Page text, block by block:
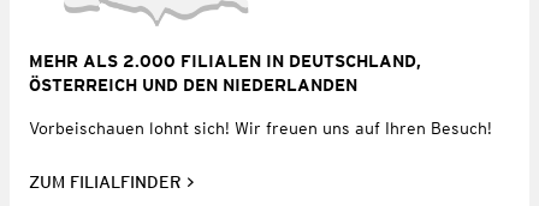
MEHR ALS 2.000 FILIALEN IN DEUTSCHLAND,
ÖSTERREICH UND DEN NIEDERLANDEN
Vorbeischauen lohnt sich! Wir freuen uns auf Ihren Besuch!
ZUM FILIALFINDER